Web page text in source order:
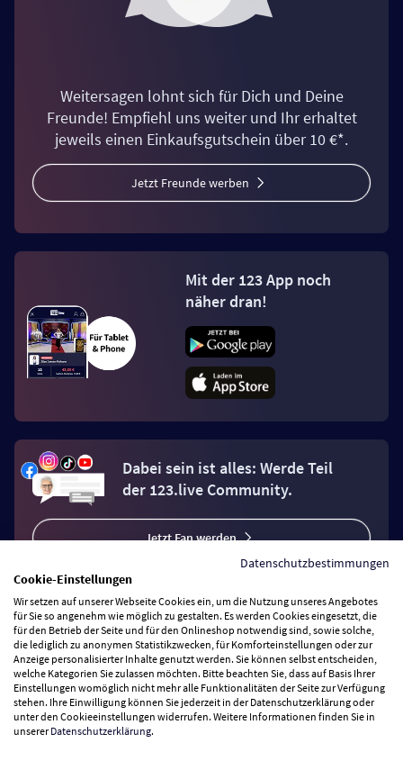
Weitersagen lohnt sich für Dich und Deine
Freunde! Empfiehl uns weiter und Ihr erhaltet
jeweils einen Einkaufsgutschein über 10 €*.
Jetzt Freunde werben
Mit der 123 App noch
näher dran!
Dabei sein ist alles: Werde Teil
der 123.live Community.
Jetzt Fan werden
Vertrag widerrufen
Zahlungsarten
Datenschutzbestimmungen
Cookie-Einstellungen
Wir setzen auf unserer Webseite Cookies ein, um die Nutzung unseres Angebotes
für Sie so angenehm wie möglich zu gestalten. Es werden Cookies eingesetzt, die
für den Betrieb der Seite und für den Onlineshop notwendig sind, sowie solche,
die lediglich zu anonymen Statistikzwecken, für Komforteinstellungen oder zur
Anzeige personalisierter Inhalte genutzt werden. Sie können selbst entscheiden,
welche Kategorien Sie zulassen möchten. Bitte beachten Sie, dass auf Basis Ihrer
Einstellungen womöglich nicht mehr alle Funktionalitäten der Seite zur Verfügung
stehen. Ihre Einwilligung können Sie jederzeit in der Datenschutzerklärung oder
unter den Cookieeinstellungen widerrufen. Weitere Informationen finden Sie in
unsererDatenschutzerklärung.